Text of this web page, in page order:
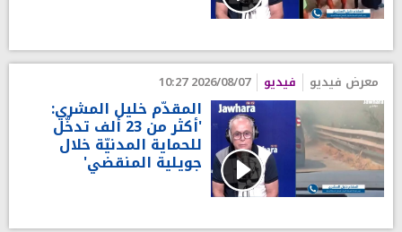
معرض فيديو فيديو 2026/08/07 10:27
المقدّم خليل المشري:
'أكثر من 23 ألف تدخّل
للحماية المدنيّة خلال
جويلية المنقضي'